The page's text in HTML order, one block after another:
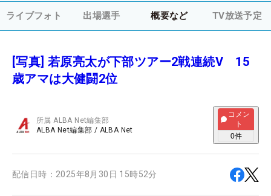
ライブフォト 出場選手 概要など TV放送予定
[写真] 若原亮太が下部ツアー2戦連続V 15
歳アマは大健闘2位
所属ALBA Net編集部
ALBA Net編集部 / ALBA Net
コメン
ト
0件
配信日時： 2025年8月30日 15時52分